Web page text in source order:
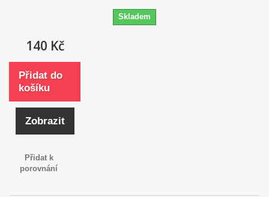
Skladem
140 Kč
Přidat do
košíku
Zobrazit
Přidat k
porovnání